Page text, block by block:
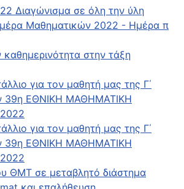
Διαγώνισμα σε όλη την ύλη
Μαθηματικών 2022 - Ημέρα π
στην τάξη
για τον μαθητή μας της Γ΄
39η ΕΘΝΙΚΗ ΜΑΘΗΜΑΤΙΚΗ
για τον μαθητή μας της Γ΄
39η ΕΘΝΙΚΗ ΜΑΘΗΜΑΤΙΚΗ
ΘΜΤ σε μεταβλητό διάστημα